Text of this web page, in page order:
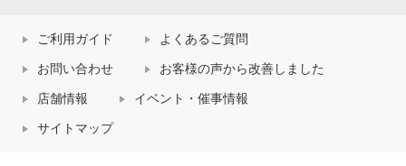
ご利用ガイド よくあるご質問
お問い合わせ お客様の声から改善しました
店舗情報 イベント・催事情報
サイトマップ